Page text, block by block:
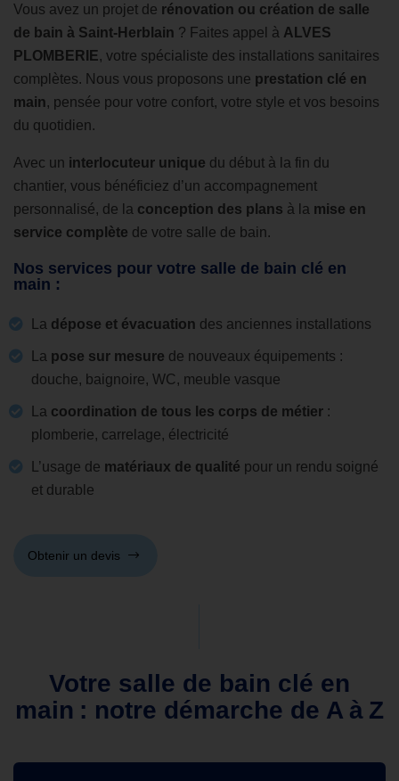
Vous avez un projet de rénovation ou création de salle
de bain à Saint-Herblain ? Faites appel à ALVES
PLOMBERIE, votre spécialiste des installations sanitaires
complètes. Nous vous proposons une prestation clé en
main, pensée pour votre confort, votre style et vos besoins
du quotidien.
Avec un interlocuteur unique du début à la fin du
chantier, vous bénéficiez d’un accompagnement
personnalisé, de la conception des plans à la mise en
service complète de votre salle de bain.
Nos services pour votre salle de bain clé en
main :
La dépose et évacuation des anciennes installations
La pose sur mesure de nouveaux équipements :
douche, baignoire, WC, meuble vasque
La coordination de tous les corps de métier :
plomberie, carrelage, électricité
L’usage de matériaux de qualité pour un rendu soigné
et durable
Obtenir un devis
Votre salle de bain clé en
main : notre démarche de A à Z